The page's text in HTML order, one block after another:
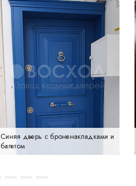
Синяя дверь с броненакладками и
багетом